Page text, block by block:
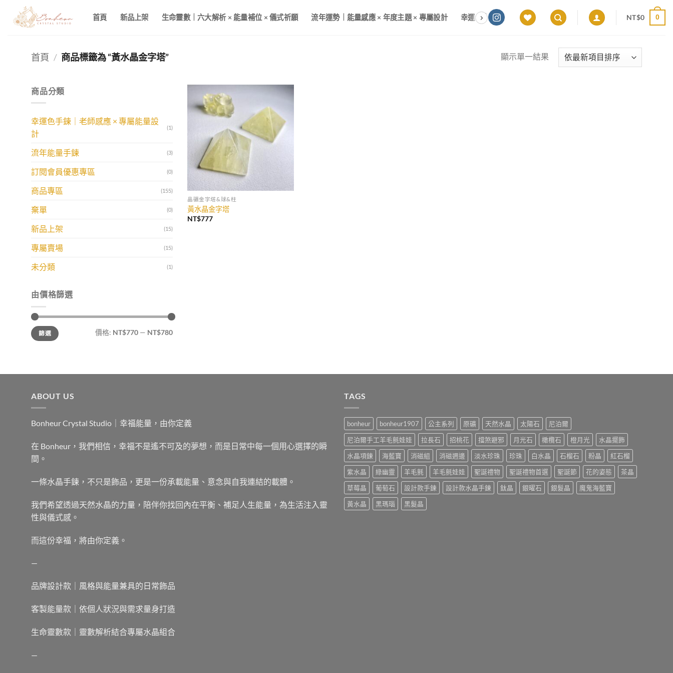
首頁 新品上架 生命靈數｜六大解析 × 能量補位 × 儀式祈願 流年運勢｜能量感應 × 年度主題 × 專屬設計 幸運色｜能量感應 × 色彩頻率 × 專屬設計 願望顯化｜意圖啟動
NT$0 0
首頁 / 商品標籤為 “黃水晶金字塔” 顯示單一結果
商品分類
幸運色手鍊｜老師感應 × 專屬能量設
計
(1)
流年能量手鍊 (3)
訂閱會員優惠專區 (0)
商品專區 (155)
棄單 (0)
新品上架 (15)
專屬賣場 (15)
未分類 (1)
由價格篩選
最
低
價
最
高
價
篩選 價格: NT$770— NT$780
晶礦金字塔&球&柱
黃水晶金字塔
NT$777
ABOUT US
Bonheur Crystal Studio｜幸福能量，由你定義
在 Bonheur，我們相信，幸福不是遙不可及的夢想，而是日常中每一個用心選擇的瞬
間。
一條水晶手鍊，不只是飾品，更是一份承載能量、意念與自我連結的載體。
我們希望透過天然水晶的力量，陪伴你找回內在平衡、補足人生能量，為生活注入靈
性與儀式感。
而這份幸福，將由你定義。
—
品牌設計款｜風格與能量兼具的日常飾品
客製能量款｜依個人狀況與需求量身打造
生命靈數款｜靈數解析結合專屬水晶組合
—
TAGS
bonheur bonheur1907 公主系列 原礦 天然水晶 太陽石
尼泊爾
尼泊爾手工羊毛氈娃娃
拉長石 招桃花 擋煞避邪 月光石 橄欖石 橙月光
水晶擺飾
水晶項鍊
海藍寶 消磁組 消磁週邊 淡水珍珠 珍珠 白水晶 石榴石 粉晶
紅石榴
紫水晶
綠幽靈 羊毛氈 羊毛氈娃娃 聖誕禮物 聖誕禮物首選 聖誕節 花的姿態
茶晶
草莓晶
葡萄石 設計款手鍊 設計款水晶手鍊 鈦晶 銀曜石 銀髮晶
魔鬼海藍寶
黃水晶
黑瑪瑙 黑髮晶